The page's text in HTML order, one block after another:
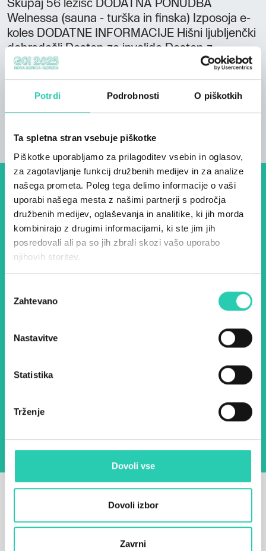
Potrdi Podrobnosti O piškotkih
Ta spletna stran vsebuje piškotke
Piškotke uporabljamo za prilagoditev vsebin in oglasov,
za zagotavljanje funkcij družbenih medijev in za analize
našega prometa. Poleg tega delimo informacije o vaši
uporabi našega mesta z našimi partnerji s področja
družbenih medijev, oglaševanja in analitike, ki jih morda
kombinirajo z drugimi informacijami, ki ste jim jih
posredovali ali pa so jih zbrali skozi vašo uporabo
njihovih storitev.
soglasja
Zahtevano
Nastavitve
Statistika
Trženje
Dovoli vse
Dovoli izbor
Zavrni
Skupaj 56 ležišč DODATNA PONUDBA
Welnessa (sauna - turška in finska) Izposoja e-
koles DODATNE INFORMACIJE Hišni ljubljenčki
dobrodošli Dostop za invalide Dostop z
avtodomom Dostop z avtobusom Možno plačilo
s kreditnimi karticami
Dogodki, članki in zgodbe iz
evropske prestolnice kulture
– prijavite se na naš novičnik
in ostanite na tekočem z
našimi aktivnostmi.
seznanjen z obdelavo osebnih podatkov za
namen pošiljanja novic.